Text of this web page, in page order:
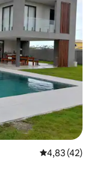
Средна
4,83 (42)